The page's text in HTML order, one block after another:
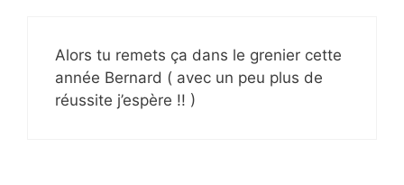
Alors tu remets ça dans le grenier cette
année Bernard ( avec un peu plus de
réussite j’espère !! )